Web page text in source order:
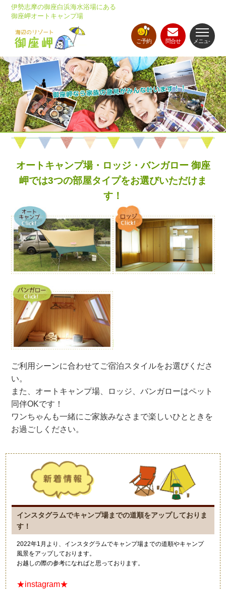
伊勢志摩の御座白浜海水浴場にある
御座岬オートキャンプ場
問合せ
ご予約 メニュ-
オートキャンプ場・ロッジ・バンガロー 御座
岬では3つの部屋タイプをお選びいただけま
す！
ご利用シーンに合わせてご宿泊スタイルをお選びくださ
い。
また、オートキャンプ場、ロッジ、バンガローはペット
同伴OKです！
ワンちゃんも一緒にご家族みなさまで楽しいひとときを
お過ごしください。
インスタグラムでキャンプ場までの道順をアップしておりま
す！
2022年1月より、インスタグラムでキャンプ場までの道順やキャンプ
風景をアップしております。
お越しの際の参考になればと思っております。
★instagram★